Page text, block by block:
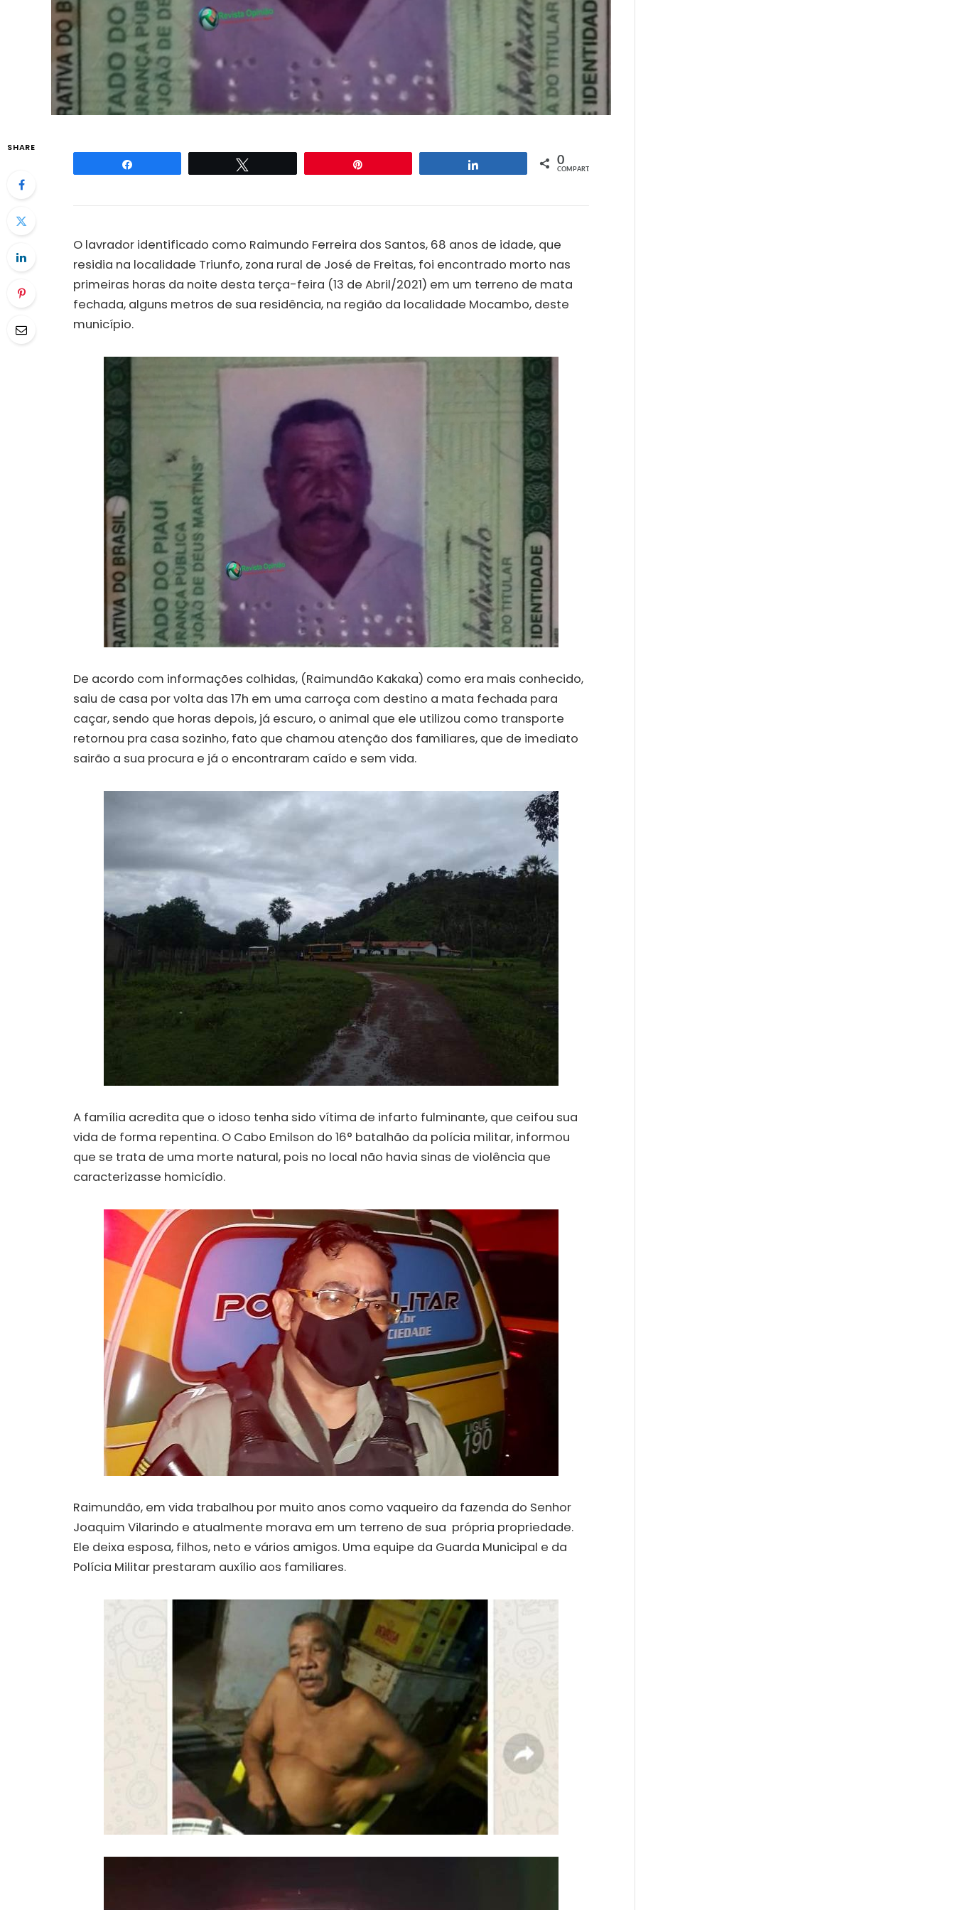
SHARE
Compartilhar 0
COMPART.
O lavrador identificado como Raimundo Ferreira dos Santos, 68 anos de idade, que
residia na localidade Triunfo, zona rural de José de Freitas, foi encontrado morto nas
primeiras horas da noite desta terça-feira (13 de Abril/2021) em um terreno de mata
fechada, alguns metros de sua residência, na região da localidade Mocambo, deste
município.
De acordo com informações colhidas, (Raimundão Kakaka) como era mais conhecido,
saiu de casa por volta das 17h em uma carroça com destino a mata fechada para
caçar, sendo que horas depois, já escuro, o animal que ele utilizou como transporte
retornou pra casa sozinho, fato que chamou atenção dos familiares, que de imediato
sairão a sua procura e já o encontraram caído e sem vida.
A família acredita que o idoso tenha sido vítima de infarto fulminante, que ceifou sua
vida de forma repentina. O Cabo Emilson do 16° batalhão da polícia militar, informou
que se trata de uma morte natural, pois no local não havia sinas de violência que
caracterizasse homicídio.
Raimundão, em vida trabalhou por muito anos como vaqueiro da fazenda do Senhor
Joaquim Vilarindo e atualmente morava em um terreno de sua própria propriedade.
Ele deixa esposa, filhos, neto e vários amigos. Uma equipe da Guarda Municipal e da
Polícia Militar prestaram auxílio aos familiares.